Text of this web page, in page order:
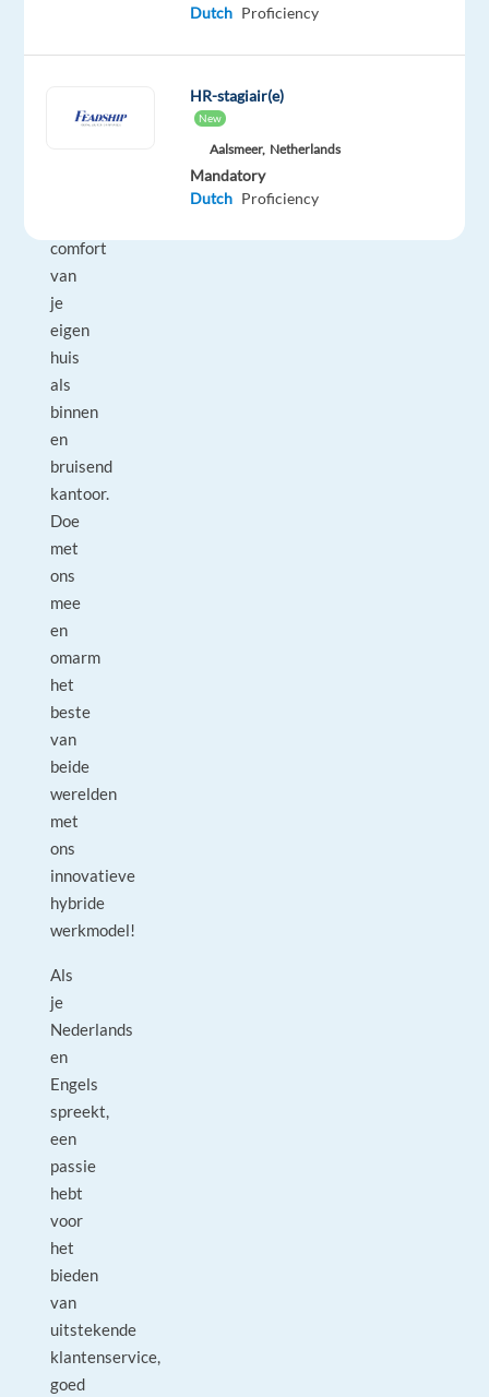
voor
geweldige
comfort
van
je
eigen
huis
als
binnen
en
bruisend
kantoor.
Doe
met
ons
mee
en
omarm
het
beste
van
beide
werelden
met
ons
innovatieve
hybride
werkmodel!
Als
je
Nederlands
en
Engels
spreekt,
een
passie
hebt
voor
het
bieden
van
uitstekende
klantenservice,
goed
Dutch Proficiency
HR-stagiair(e)
New
Aalsmeer, Netherlands
Mandatory
Dutch Proficiency